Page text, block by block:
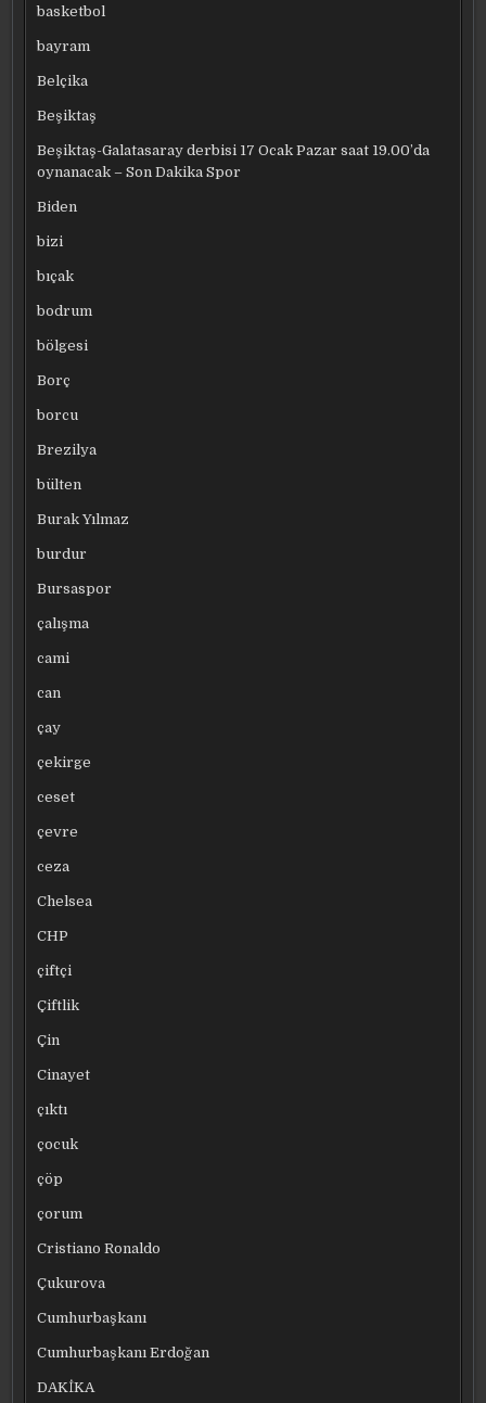
basketbol
bayram
Belçika
Beşiktaş
Beşiktaş-Galatasaray derbisi 17 Ocak Pazar saat 19.00’da
oynanacak – Son Dakika Spor
Biden
bizi
bıçak
bodrum
bölgesi
Borç
borcu
Brezilya
bülten
Burak Yılmaz
burdur
Bursaspor
çalışma
cami
can
çay
çekirge
ceset
çevre
ceza
Chelsea
CHP
çiftçi
Çiftlik
Çin
Cinayet
çıktı
çocuk
çöp
çorum
Cristiano Ronaldo
Çukurova
Cumhurbaşkanı
Cumhurbaşkanı Erdoğan
DAKİKA